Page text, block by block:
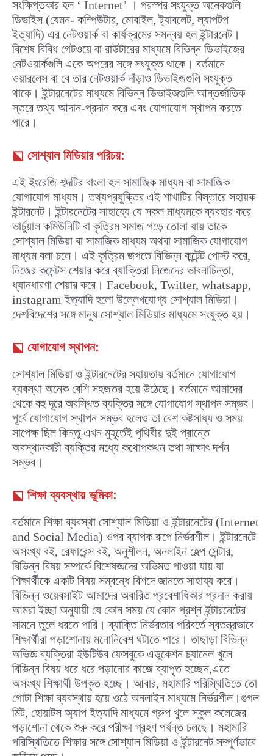
সংক্ষিপ্তকার হল ‘ Internet’ । পরস্পর সংযুক্ত অনেকগুলি
ডিভাইস (যেমন- কম্পিউটার, মোবাইল, ট্যাবলেট, ল্যাপটপ
ইত্যাদি) এর নেটওয়ার্ক বা কার্যক্রমের সমন্বয় হল ইন্টারনেট।
বিশেষ বিবিধ গেটওয়ে বা রাউটারের মাধ্যমে বিভিন্ন ডিভাইজের
নেটওয়ার্কগুলি একে অপরের সঙ্গে সংযুক্ত থাকে। বর্তমানে
ওয়ারলেস বা বে তার নেটওয়ার্ক দাঁড়াও ডিভাইজগুলি সংযুক্ত
থাকে। ইন্টারনেটের মাধ্যমে বিভিন্ন ডিভাইজগুলি আন্তর্জাতিক
স্তরে তথ্য আদান-প্রদান করে এবং যোগাযোগ স্থাপন করতে
পারে।
⬕ সোশ্যাল মিডিয়ার পরিচয়:
এই ইংরেজি শব্দটির বাংলা হল সামাজিক মাধ্যম বা সামাজিক
যোগাযোগ মাধ্যম। তথ্যপ্রযুক্তির এই শাখাটির বিস্তারে সহায়ক
ইন্টারনেট। ইন্টারনেটের সাহায্যে যে সকল মাধ্যমকে ব্যবহার করে
ভার্চুয়াল কমিউনিটি বা কৃত্রিম সমাজ গড়ে তোলা যায় তাকে
সোশ্যাল মিডিয়া বা সামাজিক মাধ্যম অথবা সামাজিক যোগাযোগ
মাধ্যম বলা চলে। এই কৃত্রিম জগতে বিভিন্ন কন্টেন্ট পোস্ট করে,
নিজের কমেন্টস শেয়ার করে ব্যাক্তিরা নিজেদের ভাবনাচিন্তা,
ধ্যানধারণা শেয়ার করে। Facebook, Twitter, whatsapp,
instagram ইত্যাদি হলো উল্লেখযোগ্য সোশ্যাল মিডিয়া।
দেশবিদেশের সঙ্গে মানুষ সোশ্যাল মিডিয়ার মাধ্যমে সংযুক্ত হয়।
⬕ যোগাযোগ স্থাপন:
সোশ্যাল মিডিয়া ও ইন্টারনেটের সহায়তায় বর্তমানে যোগাযোগ
ব্যবস্থা অনেক বেশি সহজতর হয়ে উঠেছে। বর্তমানে আমাদের
থেকে বহু দূরে অবস্থিত ব্যক্তির সঙ্গে যোগাযোগ স্থাপন সম্ভব।
পূর্বে যোগাযোগ স্থাপন সম্ভব হলেও তা বেশ কষ্টসাধ্য ও সময়
সাপেক্ষ ছিল কিন্তু এখন মুহূর্তেই পৃথিবীর দুই প্রান্তে
অবস্থানকারী ব্যক্তির মধ্যে কথোপকথন তথা সাক্ষাৎ দর্শন
সম্ভব।
⬕ শিক্ষা ব্যবস্থায় ভূমিকা:
বর্তমানে শিক্ষা ব্যবস্থা সোশ্যাল মিডিয়া ও ইন্টারনেটের (Internet
and Social Media) ওপর ব্যাপক রূপে নির্ভরশীল। ইন্টারনেটে
অসংখ্য বই, রেফারেন্স বই, অনুশীলন, অনলাইন হেল্প সেন্টার,
বিভিন্ন বিষয় সম্পর্কে বিশেষজ্ঞদের অভিমত পাওয়া যায় যা
শিক্ষার্থীকে একটি বিষয় সম্বন্ধে বিশদে জানতে সাহায্য করে।
বিভিন্ন ওয়েবসাইট আমাদের অবারিত প্রবেশাধিকার প্রদান করায়
আমরা ইচ্ছা অনুযায়ী যে কোন সময় যে কোন প্রশ্ন ইন্টারনেটের
সামনে তুলে ধরতে পারি। ব্যাক্তি নির্ভরতার পরিবর্তে স্বতন্ত্রভাবে
শিক্ষার্থীরা পড়াশোনায় মনোনিবেশ ঘটাতে পারে। তাছাড়া বিভিন্ন
অভিজ্ঞ ব্যক্তিরা ইউটিউব ফেসবুকে এডুকেশন চ্যানেল খুলে
বিভিন্ন বিষয় ধরে ধরে পড়ানোর কাজে ব্যাপৃত হচ্ছেন,এতে
অসংখ্য শিক্ষার্থী উপকৃত হচ্ছে। আবার, মহামারি পরিস্থিতিতে তো
গোটা শিক্ষা ব্যবস্থায় হয়ে ওঠে অনলাইন মাধ্যমে নির্ভরশীল।গুগল
মিট, হোয়াটস অ্যাপ ইত্যাদি মাধ্যমে গ্রুপ খুলে স্কুল কলেজের
পড়াশোনা থেকে শুরু করে পরীক্ষা গ্রহণ পর্যন্ত চলছে। মহামারি
পরিস্থিতিতে শিক্ষার সঙ্গে সোশ্যাল মিডিয়া ও ইন্টারনেট সম্পূর্ণভাবে